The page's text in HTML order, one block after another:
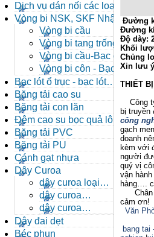
Dịch vụ dán nối các loại
băng tải
Vòng bi NSK, SKF Nhật
Vòng bi cầu
Vòng bi tang trống tự
lựa
Vòng bi cầu-Bạc đạn
cầu
Vòng bi côn - Bạc
đạn côn
Bạc lót ổ trục - bạc lót
nhông
Băng tải cao su
Băng tải con lăn
Đệm cao su bọc quả lô
băng tải
Băng tải PVC
Băng tải PU
Cánh gạt nhựa
Dây Curoa
dây curoa loại
A,B,C,D,E
dây curoa
SPZ,SPA,SPB,SPC
dây curoa
XPZ,XPA,XPB,XPC
Dây đai dẹt
Béc phun
Đường
Đường
Độ dày:
Khối
Chủng
Xin lưu
THIẾT
Công
bị truyền
công
gạch
doanh
kèm với
người
quý vị
vận
hàng….
Chân
cảm ơn!
Văn
bang tai